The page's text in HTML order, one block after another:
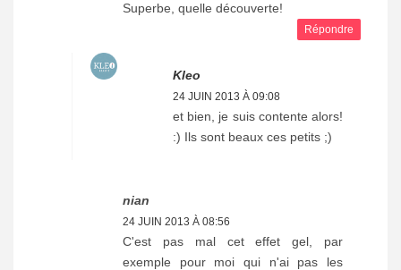
Superbe, quelle découverte!
Répondre
Kleo
24 JUIN 2013 À 09:08
et bien, je suis contente alors!
:) Ils sont beaux ces petits ;)
nian
24 JUIN 2013 À 08:56
C'est pas mal cet effet gel, par
exemple pour moi qui n'ai pas les